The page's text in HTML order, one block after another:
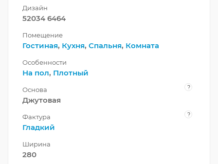
Дизайн
52034 6464
Помещение
Гостиная, Кухня, Спальня, Комната
Особенности
На пол, Плотный
Основа ?
Джутовая
Фактура ?
Гладкий
Ширина
280